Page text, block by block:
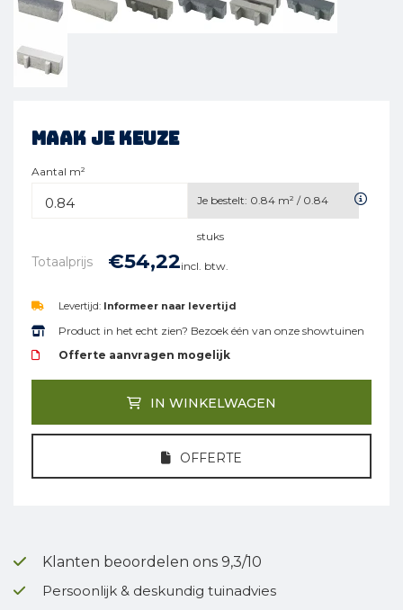
Maak je keuze
Aantal m²
Je bestelt: 0.84 m² / 0.84
stuks
Totaalprijs €54,22incl. btw.
Levertijd: Informeer naar levertijd
Product in het echt zien? Bezoek één van onze showtuinen
Offerte aanvragen mogelijk
IN WINKELWAGEN
OFFERTE
Klanten beoordelen ons 9,3/10
Persoonlijk & deskundig tuinadvies